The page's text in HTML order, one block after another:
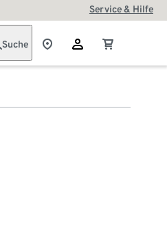
Service & Hilfe
Suche